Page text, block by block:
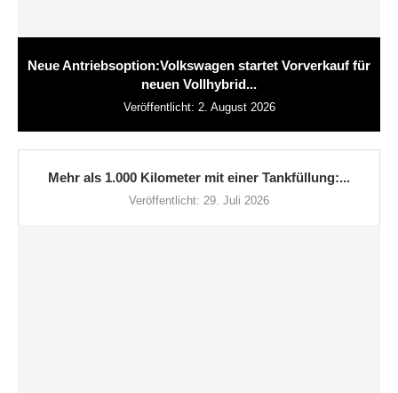
Neue Antriebsoption:Volkswagen startet Vorverkauf für
neuen Vollhybrid...
Veröffentlicht: 2. August 2026
Mehr als 1.000 Kilometer mit einer Tankfüllung:...
Veröffentlicht: 29. Juli 2026